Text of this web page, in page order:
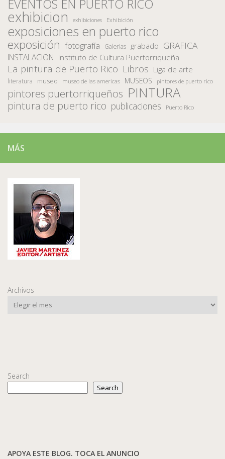
EVENTOS EN PUERTO RICO
exhibicion exhibiciones Exhibición
exposiciones en puerto rico
exposición fotografía Galerias grabado GRAFICA
INSTALACION Instituto de Cultura Puertorriqueña
La pintura de Puerto Rico Libros Liga de arte
literatura museo museo de las americas MUSEOS pintores de puerto rico
pintores puertorriqueños PINTURA
pintura de puerto rico publicaciones Puerto Rico
MÁS
Archivos
Search
Search
APOYA ESTE BLOG. TOCA EL ANUNCIO